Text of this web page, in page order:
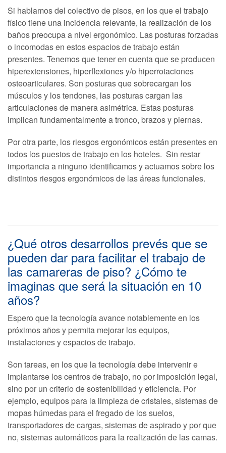
Si hablamos del colectivo de pisos, en los que el trabajo
físico tiene una incidencia relevante, la realización de los
baños preocupa a nivel ergonómico. Las posturas forzadas
o incomodas en estos espacios de trabajo están
presentes. Tenemos que tener en cuenta que se producen
hiperextensiones, hiperflexiones y/o hiperrotaciones
osteoarticulares. Son posturas que sobrecargan los
músculos y los tendones, las posturas cargan las
articulaciones de manera asimétrica. Estas posturas
implican fundamentalmente a tronco, brazos y piernas.
Por otra parte, los riesgos ergonómicos están presentes en
todos los puestos de trabajo en los hoteles. Sin restar
importancia a ninguno identificamos y actuamos sobre los
distintos riesgos ergonómicos de las áreas funcionales.
¿Qué otros desarrollos prevés que se
pueden dar para facilitar el trabajo de
las camareras de piso? ¿Cómo te
imaginas que será la situación en 10
años?
Espero que la tecnología avance notablemente en los
próximos años y permita mejorar los equipos,
instalaciones y espacios de trabajo.
Son tareas, en los que la tecnología debe intervenir e
implantarse los centros de trabajo, no por imposición legal,
sino por un criterio de sostenibilidad y eficiencia. Por
ejemplo, equipos para la limpieza de cristales, sistemas de
mopas húmedas para el fregado de los suelos,
transportadores de cargas, sistemas de aspirado y por que
no, sistemas automáticos para la realización de las camas.